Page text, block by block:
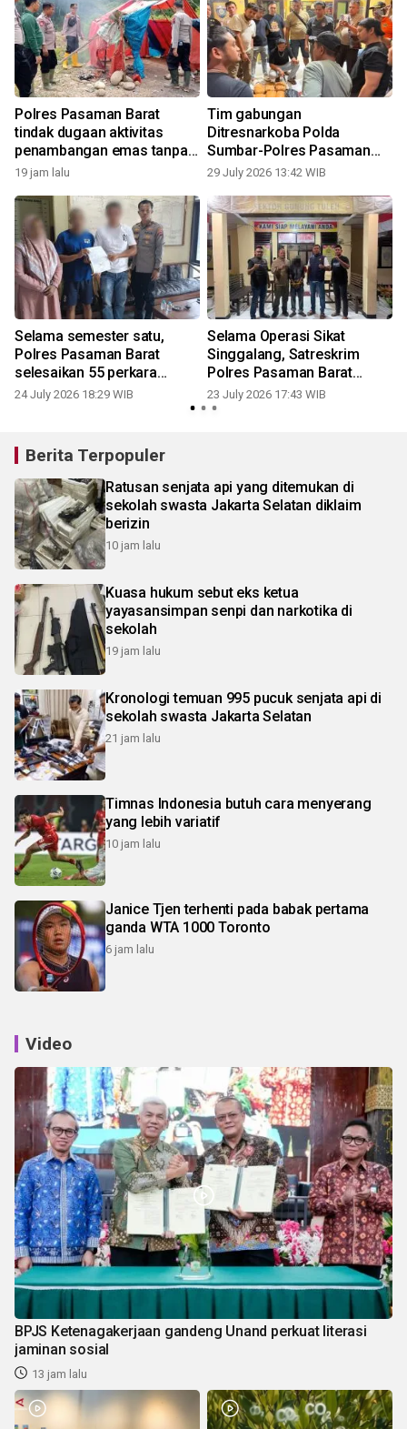
Polres Pasaman Barat
tindak dugaan aktivitas
penambangan emas tanpa
izin
19 jam lalu
Tim gabungan
Ditresnarkoba Polda
Sumbar-Polres Pasaman
Barat gagalkan peredaran
29 July 2026 13:42 WIB
Selama semester satu,
Polres Pasaman Barat
selesaikan 55 perkara
melalui restorative justice
24 July 2026 18:29 WIB
Selama Operasi Sikat
Singgalang, Satreskrim
Polres Pasaman Barat
ungkap tujuh kasus tindak
pidana kejahatan selama 14
23 July 2026 17:43 WIB
Berita Terpopuler
Ratusan senjata api yang ditemukan di
sekolah swasta Jakarta Selatan diklaim
berizin
10 jam lalu
Kuasa hukum sebut eks ketua
yayasansimpan senpi dan narkotika di
sekolah
19 jam lalu
Kronologi temuan 995 pucuk senjata api di
sekolah swasta Jakarta Selatan
21 jam lalu
Timnas Indonesia butuh cara menyerang
yang lebih variatif
10 jam lalu
Janice Tjen terhenti pada babak pertama
ganda WTA 1000 Toronto
6 jam lalu
Video
BPJS Ketenagakerjaan gandeng Unand perkuat literasi
jaminan sosial
13 jam lalu